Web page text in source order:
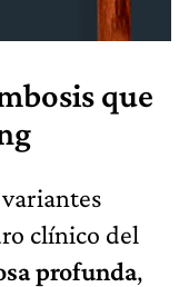
que
clínico del
profunda,